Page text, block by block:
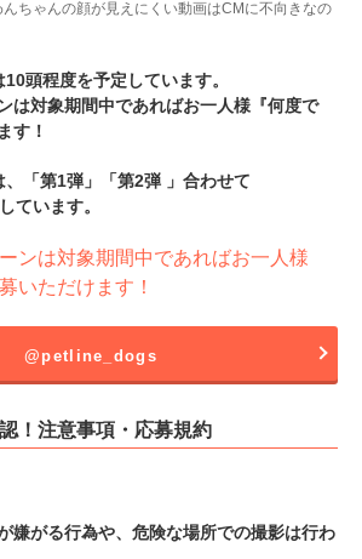
ちゃんの顔が見えにくい動画はCMに不向きなの
頭程度を予定しています。
は対象期間中であればお一人様『何度で
す！
「第1弾」「第2弾 」合わせて
ています。
ンは対象期間中であればお一人様
いただけます！
@petline_dogs
！注意事項・応募規約
嫌がる行為や、危険な場所での撮影は行わ